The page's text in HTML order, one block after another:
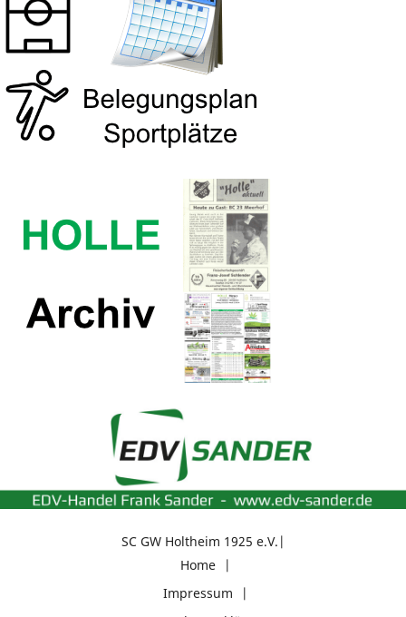
SC GW Holtheim 1925 e.V.
Home
Impressum